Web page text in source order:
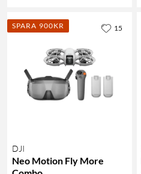
SPARA 900KR
DJI
Neo Motion Fly More
15